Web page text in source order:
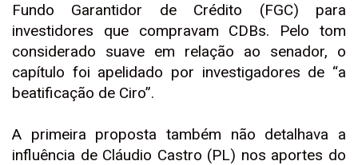
Fundo Garantidor de Crédito (FGC) para
investidores que compravam CDBs. Pelo tom
considerado suave em relação ao senador, o
capítulo foi apelidado por investigadores de “a
beatificação de Ciro”.
A primeira proposta também não detalhava a
influência de Cláudio Castro (PL) nos aportes do